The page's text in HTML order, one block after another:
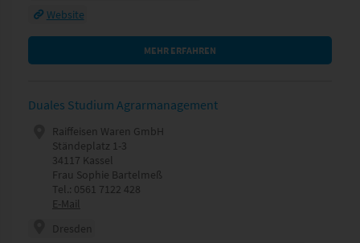
Website
MEHR ERFAHREN
Duales Studium Agrarmanagement
Raiffeisen Waren GmbH
Ständeplatz 1-3
34117 Kassel
Frau Sophie Bartelmeß
Tel.: 0561 7122 428
E-Mail
Dresden